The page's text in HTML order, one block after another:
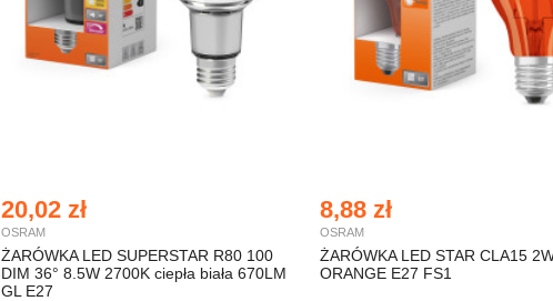
20,02 zł
OSRAM
ŻARÓWKA LED SUPERSTAR R80 100
DIM 36° 8.5W 2700K ciepła biała 670LM
GL E27
8,88 zł
OSRAM
ŻARÓWKA LED STAR CLA15
ORANGE E27 FS1